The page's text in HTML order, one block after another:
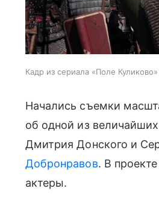
Кадр из сериала «Поле Куликово»
Начались съемки
об одной из
Дмитрия Донского и
Добронравов. В
актеры.